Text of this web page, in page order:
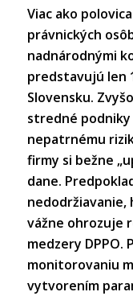
Viac ako
právnických
nadnárodnými
predstavujú len
Slovensku.
stredné podniky
nepatrnému
firmy si bežne
dane.
vážne ohrozuje
medzery
monitorovaniu
vytvorením